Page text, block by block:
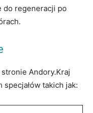
do regeneracji po
Andory.Kraj
‍takich jak: